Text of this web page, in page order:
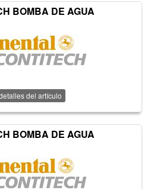
BOMBA DE AGUA
del artículo
BOMBA DE AGUA